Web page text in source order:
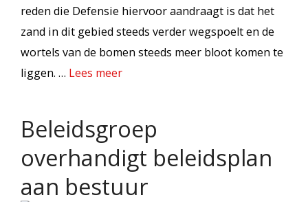
reden die Defensie hiervoor aandraagt is dat het
zand in dit gebied steeds verder wegspoelt en de
wortels van de bomen steeds meer bloot komen te
liggen. … Lees meer
Beleidsgroep
overhandigt beleidsplan
aan bestuur